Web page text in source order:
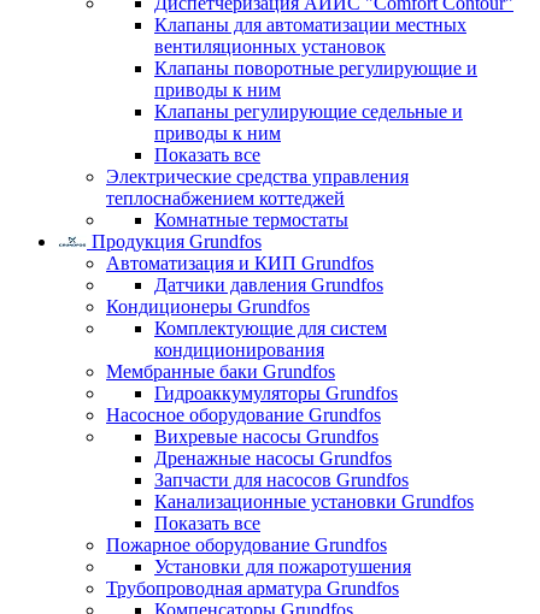
Клапаны для автоматизации местных
вентиляционных установок
Клапаны поворотные регулирующие и
приводы к ним
Клапаны регулирующие седельные и
приводы к ним
Показать все
Электрические средства управления
теплоснабжением коттеджей
Комнатные термостаты
Продукция Grundfos
Автоматизация и КИП Grundfos
Датчики давления Grundfos
Кондиционеры Grundfos
Комплектующие для систем
кондиционирования
Мембранные баки Grundfos
Гидроаккумуляторы Grundfos
Насосное оборудование Grundfos
Вихревые насосы Grundfos
Дренажные насосы Grundfos
Запчасти для насосов Grundfos
Канализационные установки Grundfos
Показать все
Пожарное оборудование Grundfos
Установки для пожаротушения
Трубопроводная арматура Grundfos
Компенсаторы Grundfos